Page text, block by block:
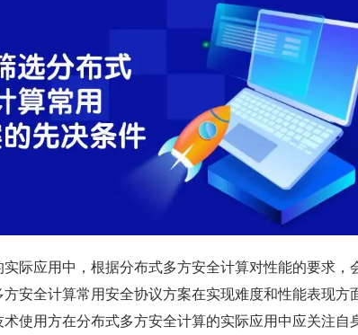
际应用中，根据分布式多方安全计算对性能的要求，
安全计算常用安全协议方案在实现难度和性能表现方
使用方在分布式多方安全计算的实际应用中应关注自